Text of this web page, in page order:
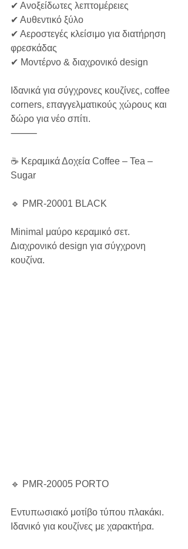
✔ Ανοξείδωτες λεπτομέρειες
✔ Αυθεντικό ξύλο
✔ Αεροστεγές κλείσιμο για διατήρηση
φρεσκάδας
✔ Μοντέρνο & διαχρονικό design
Ιδανικά για σύγχρονες κουζίνες, coffee
corners, επαγγελματικούς χώρους και
δώρο για νέο σπίτι.
⸻
☕ Κεραμικά Δοχεία Coffee – Tea –
Sugar
🔹 PMR-20001 BLACK
Minimal μαύρο κεραμικό σετ.
Διαχρονικό design για σύγχρονη
κουζίνα.
🔹 PMR-20005 PORTO
Εντυπωσιακό μοτίβο τύπου πλακάκι.
Ιδανικό για κουζίνες με χαρακτήρα.